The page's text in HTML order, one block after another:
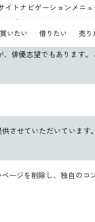
買いたい 借りたい 売り
トナビゲーションメ
す。
俳優志望でもあります
させていただいていま
ージを削除し、独自の